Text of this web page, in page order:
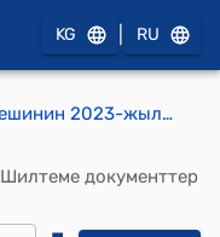
KG RU
Өрүктү айылдык кеӊешинин 2023-жылдын 3-ноябры № 3 "Кыргыз Республикасынын Финансы министрлигинин Үлүштүк (Дем берүүчү) грантына сунушталуучу долбоор үчүн айыл аймактын 2024-жылга карата жергиликтүү бюджетинен өздүк салымын бөлүп берүү жөнүндө" токтому
Шилтеме документтер